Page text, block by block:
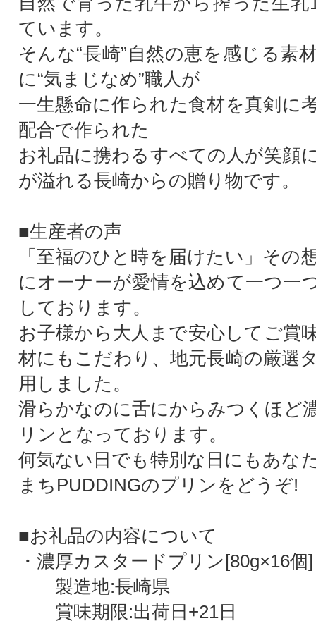
ています。
そんな“長崎”自然の恵を感じる素
に“気まじなめ”職人が
一生懸命に作られた食材を真剣に
配合で作られた
お礼品に携わるすべての人が笑顔
が溢れる長崎からの贈り物です。
■生産者の声
「至福のひと時を届けたい」その
にオーナーが愛情を込めて一つ一
しております。
お子様から大人まで安心してご賞
材にもこだわり、地元長崎の厳選
用しました。
滑らかなのに舌にからみつくほど
リンとなっております。
何気ない日でも特別な日にもあな
まちPUDDINGのプリンをどうぞ!
■お礼品の内容について
・濃厚カスタードプリン[80g×16個]
製造地:長崎県
賞味期限:出荷日+21日